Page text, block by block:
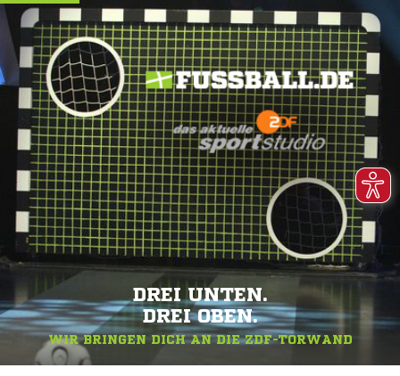
DREI UNTEN.
DREI OBEN.
WIR BRINGEN DICH AN DIE ZDF-TORWAND